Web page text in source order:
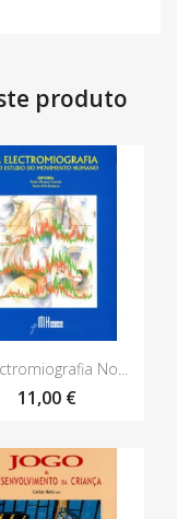
produto
Vista rápidaNo...
11,00 €